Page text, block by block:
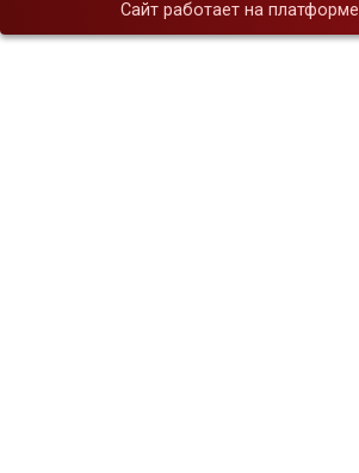
Сайт работает на платформе